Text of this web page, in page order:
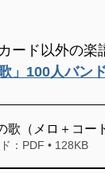
ード以外の楽
」100人バン
歌（メロ＋コー
：PDF • 128KB